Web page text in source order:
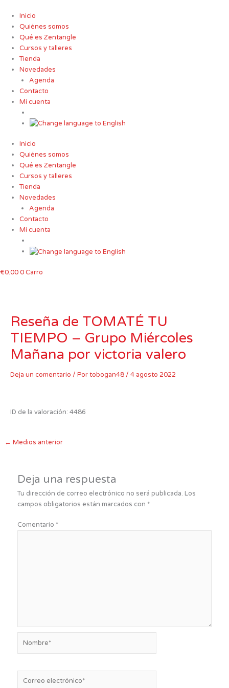
contenido
Inicio
Quiénes somos
Qué es Zentangle
Cursos y talleres
Tienda
Novedades
Agenda
Contacto
Mi cuenta
Inicio
Quiénes somos
Qué es Zentangle
Cursos y talleres
Tienda
Novedades
Agenda
Contacto
Mi cuenta
€0.000Carro
Reseña de TOMATÉ TU
TIEMPO – Grupo Miércoles
Mañana por victoria valero
Deja un comentario / Portobogan48 / 4 agosto 2022
ID de la valoración: 4486
← Medios anterior
Deja una respuesta
Tu dirección de correo electrónico no será publicada. Los
campos obligatorios están marcados con *
Comentario *
electrónico*